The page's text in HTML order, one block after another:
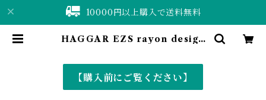
10000円以上購入で送料無料
HAGGAR EZS rayon design
p〈古着&vintage〉
【購入前にご覧ください】